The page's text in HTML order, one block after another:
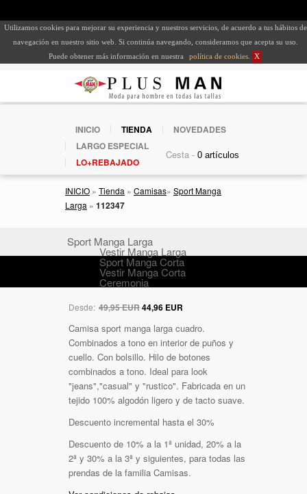
Utilizamos cookies para mejorar su experiencia y nuestros servicios, de acuerdo a tus hábitos de
navegación en nuestro sitio web. Si continúa navegando, consideramos que acepta su uso.
Puede obtener más información en nuestra
política de cookies X
INICIO TIENDA
NOVEDADES
LARGO ESPECIAL
LO+REBAJADO
Cesta -
INICIO » Tienda » Camisas» Sport Manga
Larga » 112347
Sport Manga Larga
Vestir Manga Larga
Sport Manga Corta
Vestir Manga Corta
Ceremonia
Desde: 49,95 EUR44,96 EUR
Camisa sport manga larga cuadro.
Combinados a tono en interior de puños y
cuello. Con bolsillo. Hilo de botones
combinados a tono. Ideal para look
"jeans","casual" y "rustico". Fabricada en un
tejido 100% algodón ligero y de tacto suave.
Descuento incremental hasta el 30%
Descuento de 10% a la 1ª unidad, 20% a la
2ª y 30% a la 3ª y siguientes, para todas las
prendas de la familia Camisas.